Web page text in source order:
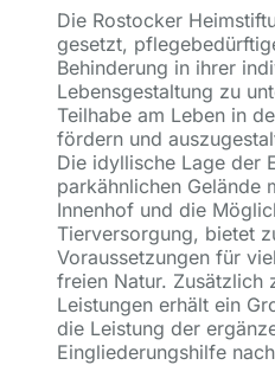
Die Rostocker
gesetzt,
Behinderung in ihrer
Lebensgestaltung zu
Teilhabe am Leben in
fördern und
Die idyllische Lage der
parkähnlichen Gelände
Innenhof und die
Tierversorgung, bietet
Voraussetzungen für
freien Natur. Zusätzlich
Leistungen erhält ein
die Leistung der
Eingliederungshilfe